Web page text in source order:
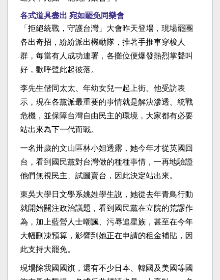
各式道具盡出 宛如罷免同樂會
「拒絕統戰，守護台灣」大會昨天登場，現場罷團
各出奇招，紛紛派出機動隊，推著手推車穿梭人
群，每當有人成功連署，各攤位便爆發熱烈掌聲叫
好，歡呼聲此起彼落。
李先生偕同太太、年幼女兒一起上街。他受訪表
示，現在各黨派最重要的事情就是解決滲透、統戰
危機，並保障台灣自由民主的環境，大家都有必要
站出來為下一代而戰。
一名卅歲的文山區林小姐透露，她今年才從英國回
台，看到國民黨對台灣做的種種事情，一再地驗證
他們無視民主、試圖賣台，因此決定站出來。
東吳大學日文學系姚姓學生說，她從去年青鳥行動
就開始關注政治議題，看到國民黨在立院的荒謬作
為，加上藍營人士嘲諷、污辱追星族，甚至在今年
大幅刪凍預算，影響到她正在申請的租金補貼，因
此支持大罷免。
現場除我國國旗，還有不少日本、韓國及美國等國